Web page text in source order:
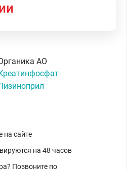
АО
на сайте
на 48 часов
Позвоните по